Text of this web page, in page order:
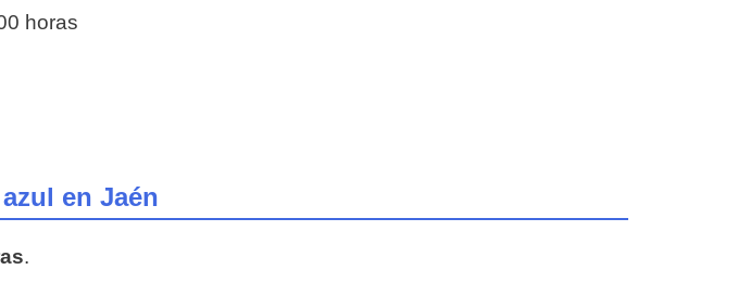
horas
en Jaén
.